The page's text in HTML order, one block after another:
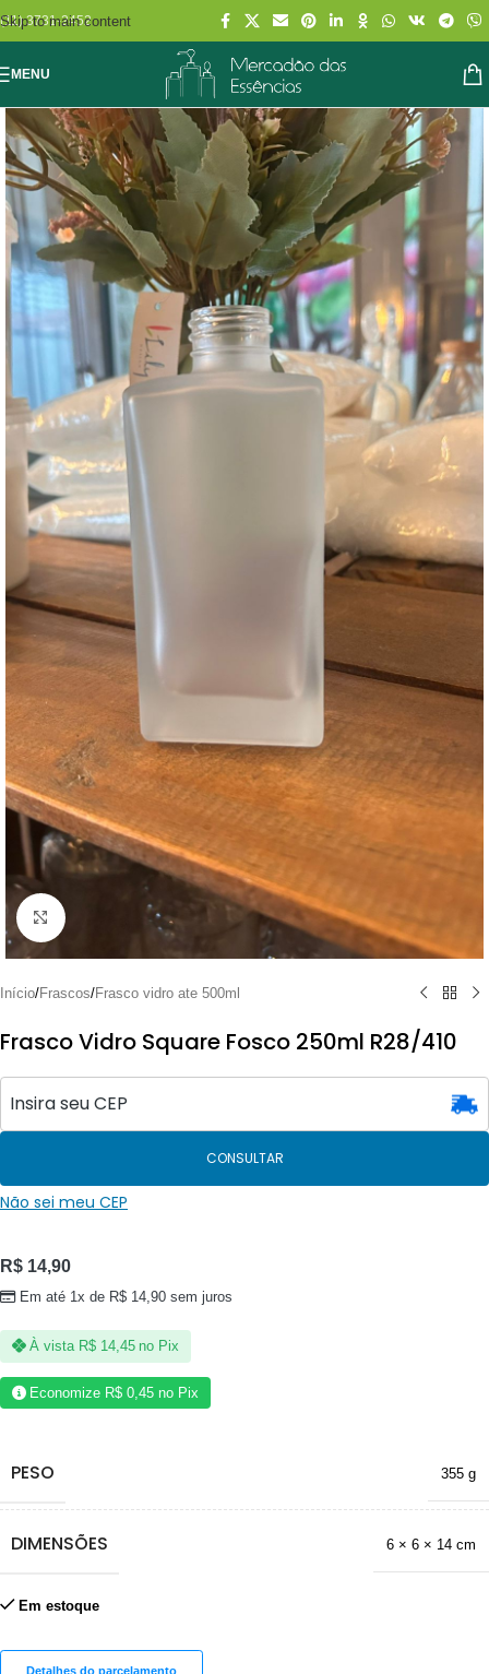
Skip to main content
(11) 3731-2452
MENU
Clique para ampliar
Início/Frascos/Frasco vidro ate 500ml
Frasco Vidro Square Fosco 250ml R28/410
CONSULTAR
Não sei meu CEP
R$ 14,90
Em até 1x de R$ 14,90 sem juros
À vista R$14,45 no Pix
Economize R$ 0,45 no Pix
PESO 355 g
DIMENSÕES 6 × 6 × 14 cm
Em estoque
Detalhes do parcelamento